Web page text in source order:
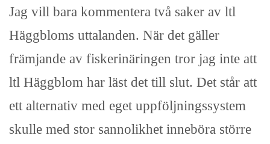
Jag vill bara kommentera två saker av ltl
Häggbloms uttalanden. När det gäller
främjande av fiskerinäringen tror jag inte att
ltl Häggblom har läst det till slut. Det står att
ett alternativ med eget uppföljningssystem
skulle med stor sannolikhet inneböra större